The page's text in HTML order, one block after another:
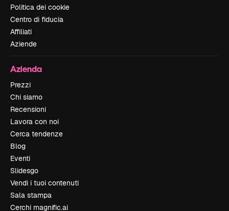
Politica dei cookie
Centro di fiducia
Affiliati
Aziende
Azienda
Prezzi
Chi siamo
Recensioni
Lavora con noi
Cerca tendenze
Blog
Eventi
Slidesgo
Vendi i tuoi contenuti
Sala stampa
Cerchi magnific.ai